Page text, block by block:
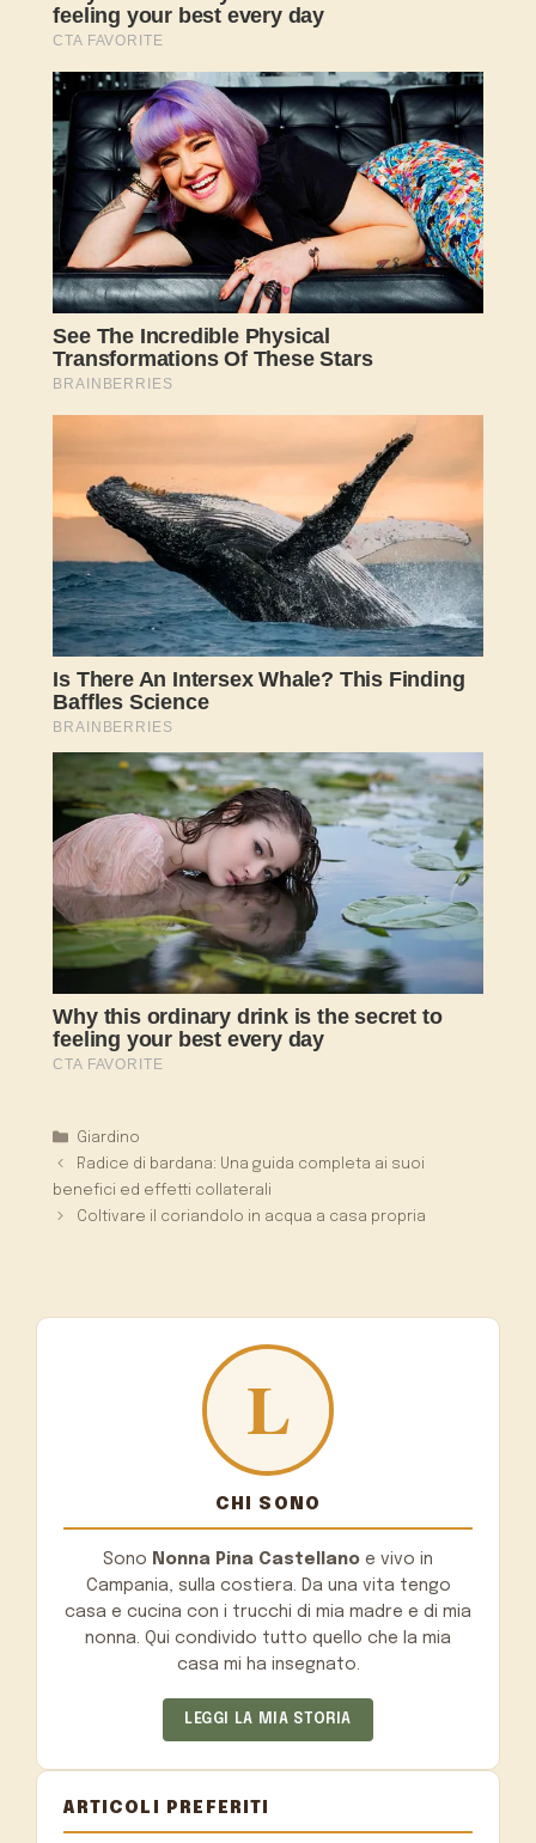
Categorie
Giardino
Radice di bardana: Una guida completa ai suoi
benefici ed effetti collaterali
Coltivare il coriandolo in acqua a casa propria
CHI SONO
Sono Nonna Pina Castellano e vivo in
Campania, sulla costiera. Da una vita tengo
casa e cucina con i trucchi di mia madre e di mia
nonna. Qui condivido tutto quello che la mia
casa mi ha insegnato.
LEGGI LA MIA STORIA
ARTICOLI PREFERITI